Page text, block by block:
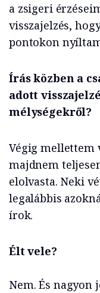
a zsigeri
visszajelzés,
pontokon
Írás közben a
adott
mélységekről?
Végig mellettem
majdnem
elolvasta. Neki
legalábbis
írok.
Élt vele?
Nem. És nagyon